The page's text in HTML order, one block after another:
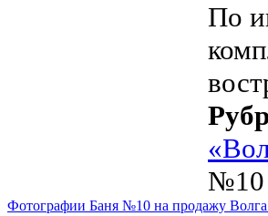
По
№10
Фотографии Баня №10 на продажу